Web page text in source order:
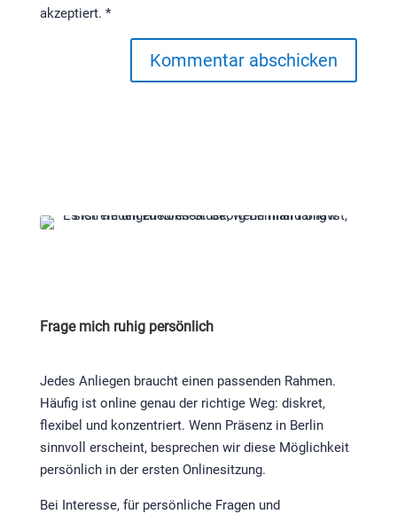
akzeptiert. *
Kommentar abschicken
Frage mich ruhig persönlich
Jedes Anliegen braucht einen passenden Rahmen.
Häufig ist online genau der richtige Weg: diskret,
flexibel und konzentriert. Wenn Präsenz in Berlin
sinnvoll erscheint, besprechen wir diese Möglichkeit
persönlich in der ersten Onlinesitzung.
Bei Interesse, für persönliche Fragen und